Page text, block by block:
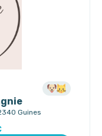
Guines